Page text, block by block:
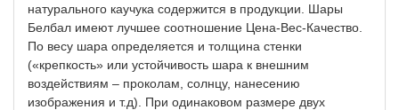
натурального каучука содержится в продукции. Шары
Белбал имеют лучшее соотношение Цена-Вес-Качество.
По весу шара определяется и толщина стенки
(«крепкость» или устойчивость шара к внешним
воздействиям – проколам, солнцу, нанесению
изображения и т.д). При одинаковом размере двух